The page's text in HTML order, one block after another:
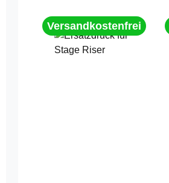
Versandkostenfrei